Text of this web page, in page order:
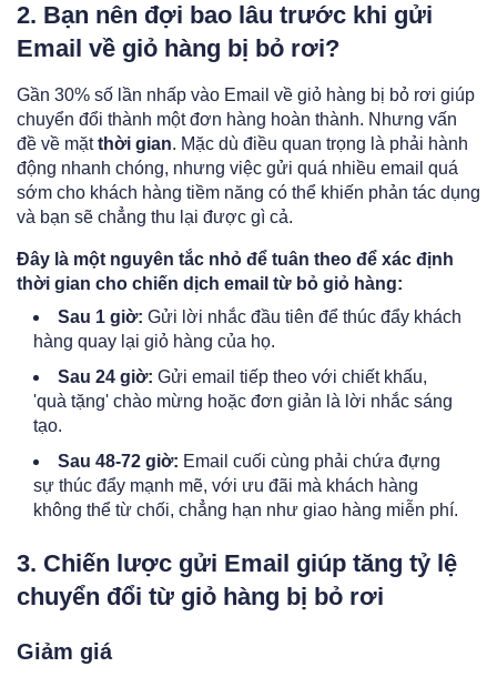
2. Bạn nên đợi bao lâu trước khi gửi
Email về giỏ hàng bị bỏ rơi?
Gần 30% số lần nhấp vào Email về giỏ hàng bị bỏ rơi giúp
chuyển đổi thành một đơn hàng hoàn thành. Nhưng vấn
đề về mặtthời gian. Mặc dù điều quan trọng là phải hành
động nhanh chóng, nhưng việc gửi quá nhiều email quá
sớm cho khách hàng tiềm năng có thể khiến phản tác dụng
và bạn sẽ chẳng thu lại được gì cả.
Đây là một nguyên tắc nhỏ để tuân theo để xác định
thời gian cho chiến dịch email từ bỏ giỏ hàng:
Sau 1 giờ: Gửi lời nhắc đầu tiên để thúc đẩy khách
hàng quay lại giỏ hàng của họ.
Sau 24 giờ: Gửi email tiếp theo với chiết khấu,
'quà tặng' chào mừng hoặc đơn giản là lời nhắc sáng
tạo.
Sau 48-72 giờ: Email cuối cùng phải chứa đựng
sự thúc đẩy mạnh mẽ, với ưu đãi mà khách hàng
không thể từ chối, chẳng hạn như giao hàng miễn phí.
3. Chiến lược gửi Email giúp tăng tỷ lệ
chuyển đổi từ giỏ hàng bị bỏ rơi
Giảm giá